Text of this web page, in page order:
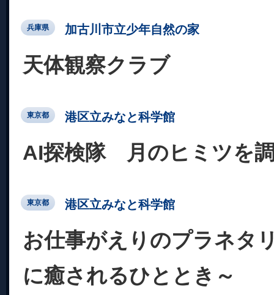
兵庫県 加古川市立少年自然の家
天体観察クラブ
東京都 港区立みなと科学館
AI探検隊 月のヒミツを
東京都 港区立みなと科学館
お仕事がえりのプラネタ
に癒されるひととき～